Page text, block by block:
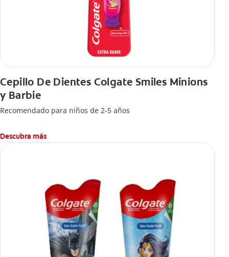
Cepillo De Dientes Colgate Smiles Minions
y Barbie
Recomendado para niños de 2-5 años
Descubra más